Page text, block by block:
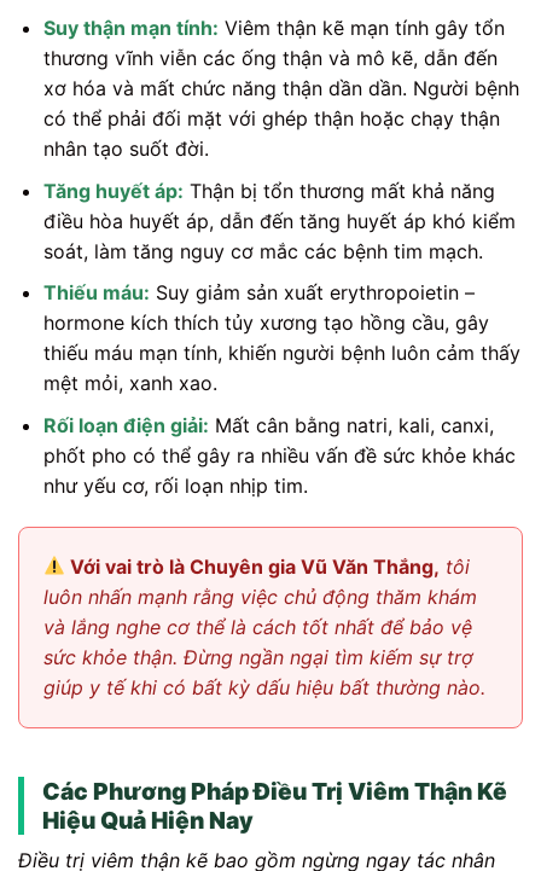
Suy thận mạn tính: Viêm thận kẽ mạn tính gây tổn
thương vĩnh viễn các ống thận và mô kẽ, dẫn đến
xơ hóa và mất chức năng thận dần dần. Người bệnh
có thể phải đối mặt với ghép thận hoặc chạy thận
nhân tạo suốt đời.
Tăng huyết áp: Thận bị tổn thương mất khả năng
điều hòa huyết áp, dẫn đến tăng huyết áp khó kiểm
soát, làm tăng nguy cơ mắc các bệnh tim mạch.
Thiếu máu: Suy giảm sản xuất erythropoietin –
hormone kích thích tủy xương tạo hồng cầu, gây
thiếu máu mạn tính, khiến người bệnh luôn cảm thấy
mệt mỏi, xanh xao.
Rối loạn điện giải: Mất cân bằng natri, kali, canxi,
phốt pho có thể gây ra nhiều vấn đề sức khỏe khác
như yếu cơ, rối loạn nhịp tim.
Với vai trò là Chuyên gia Vũ Văn Thắng, tôi
luôn nhấn mạnh rằng việc chủ động thăm khám
và lắng nghe cơ thể là cách tốt nhất để bảo vệ
sức khỏe thận. Đừng ngần ngại tìm kiếm sự trợ
giúp y tế khi có bất kỳ dấu hiệu bất thường nào.
Các Phương Pháp Điều Trị Viêm Thận Kẽ
Hiệu Quả Hiện Nay
Điều trị viêm thận kẽ bao gồm ngừng ngay tác nhân